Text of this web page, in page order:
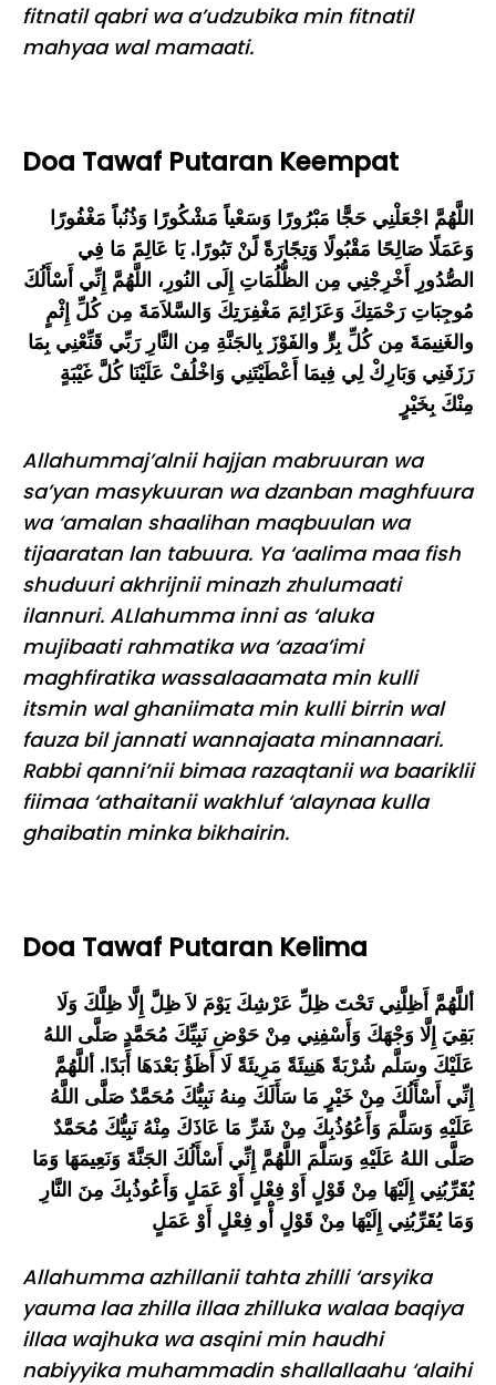
fitnatil qabri wa a’udzubika min fitnatil
mahyaa wal mamaati.
Doa Tawaf Putaran Keempat
اللَّهُمَّ اجْعَلْنِي حَجًّا مَبْرُورًا وَسَعْياً مَشْكُورًا وَذُنُباً مَغْفُورًا
وَعَمَلًا صَالِحًا مَقْبُولًا وَتِجًارَةً لًنْ تَبُورًا. يَا عَالِمً مَا فِي
الصُّدُورِِ أَخْرِجْنِي مِن الظُّلُمَاتِ إِلَى النُورِ، اللَّهُمَّ إِنِّي أَسْأَلُكَ
مُوجِبَاتِ رَحْمَتِكَ وَعَزَائِمَ مَغْفِرَتِكَ وَالسَّلاَمَةَ مِن كُلِّ إِثْمٍ
والغَنِيمَةَ مِن كُلِّ بِرٍّ والفَوْزَ بِالجَنَّةِ مِن النَّارِ رَبِّي قَنِّعْنِي بِمَا
رَزَفَنِي وَبَارِكْ لِي فِيمَا أَعْطَيْتَنِي وَاخْلُفْ عَلَيْنَا كُلَّ غَيْبَةٍ
مِنْكَ بِخَيْرٍ
Allahummaj’alnii hajjan mabruuran wa
sa’yan masykuuran wa dzanban maghfuura
wa ‘amalan shaalihan maqbuulan wa
tijaaratan lan tabuura. Ya ‘aalima maa fish
shuduuri akhrijnii minazh zhulumaati
ilannuri. ALlahumma inni as ‘aluka
mujibaati rahmatika wa ‘azaa’imi
maghfiratika wassalaaamata min kulli
itsmin wal ghaniimata min kulli birrin wal
fauza bil jannati wannajaata minannaari.
Rabbi qanni’nii bimaa razaqtanii wa baariklii
fiimaa ‘athaitanii wakhluf ‘alaynaa kulla
ghaibatin minka bikhairin.
Doa Tawaf Putaran Kelima
أللَّهُمَّ أَظِلَّنِي تَحْتَ ظِلِّ عَرْشِكَ يَوْمَ لاَ ظِلَّ إِلَّا ظِلَّكَ وَلَا
بَقِيَ إِلَّا وَجْهَكَ وَأَسْفِنِي مِنْ حَوْضِ نَبِيِّكَ مُحَمَّدٍ صَلَّى اللهُ
عَلَيْكَ وسَلَّم شُرْبَةً هَنِيئَةً مَرِيئَةً لَا أَظَؤُ بَعْدَهَا أَبَدًا. أللَّهُمَّ
إِنِّي أَسْأَلُكَ مِنْ خَيْرٍ مَا سَأَلَكَ مِنهُ نَبِيُّكَ مُحَمَّدٌ صَلَّى اللَّهُ
عَلَيْهِ وَسَلَّمَ وَأَعُوُذُبِكَ مِنْ شَرِّ مَا عَاذَكَ مِنْهُ نَبِيُّكَ مُحَمَّدٌ
صَلَّى اللهُ عَلَيْهِ وَسَلَّمَ اللَّهُمَّ إِنِّي أَسْأَلُكَ الجَنَّةَ وَنَعِيمَهَا وَمَا
يُقَرِّبُنِي إِلَيْهَا مِنْ قَوْلٍ أَوْ فِعْلٍ أَوْ عَمَلٍ وَأَعُوذُبِكَ مِنَ النَّارِ
وَمَا يُقَرِّبُنِي إِلَيْهَا مِنْ قَوْلٍ أَْو فِعْلٍ أَوْ عَمَلٍ
Allahumma azhillanii tahta zhilli ‘arsyika
yauma laa zhilla illaa zhilluka walaa baqiya
illaa wajhuka wa asqini min haudhi
nabiyyika muhammadin shallallaahu ‘alaihi